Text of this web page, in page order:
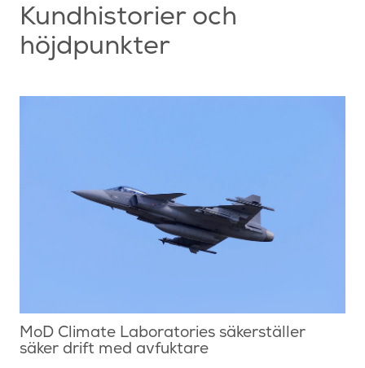
Kundhistorier och
höjdpunkter
MoD Climate Laboratories säkerställer
säker drift med avfuktare